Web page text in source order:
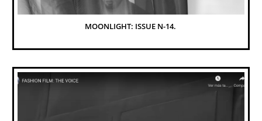
MOONLIGHT: ISSUE N-14.